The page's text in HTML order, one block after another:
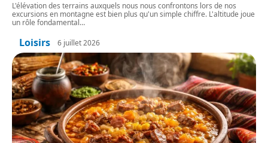
L'élévation des terrains auxquels nous nous confrontons lors de nos
excursions en montagne est bien plus qu'un simple chiffre. L'altitude joue
un rôle fondamental…
Loisirs 6 juillet 2026